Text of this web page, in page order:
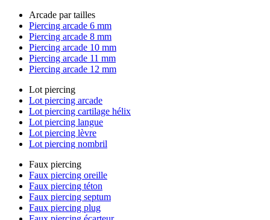
Arcade par tailles
Piercing arcade 6 mm
Piercing arcade 8 mm
Piercing arcade 10 mm
Piercing arcade 11 mm
Piercing arcade 12 mm
Lot piercing
Lot piercing arcade
Lot piercing cartilage hélix
Lot piercing langue
Lot piercing lèvre
Lot piercing nombril
Faux piercing
Faux piercing oreille
Faux piercing téton
Faux piercing septum
Faux piercing plug